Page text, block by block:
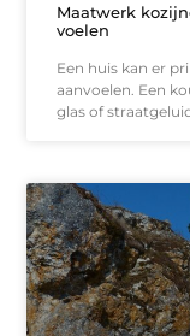
Maatwerk
voelen
Een huis kan er
aanvoelen. Een
glas of